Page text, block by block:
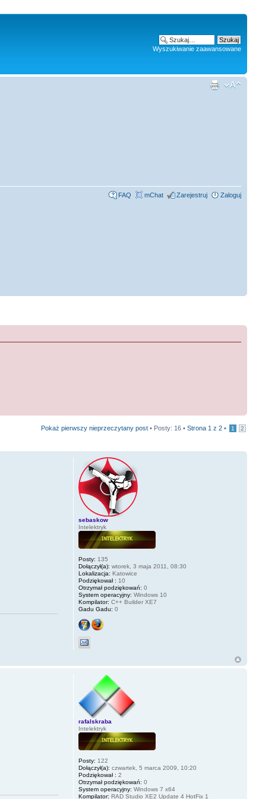
Wyszukiwanie zaawansowane
FAQ mChat Zarejestruj Zaloguj
Pokaż pierwszy nieprzeczytany post • Posty: 16 • Strona 1 z 2 • 1 2
sebaskow
Intelektryk
Posty: 135
Dołączył(a): wtorek, 3 maja 2011, 08:30
Lokalizacja: Katowice
Podziękował : 10
Otrzymał podziękowań: 0
System operacyjny: Windows 10
Kompilator: C++ Builder XE7
Gadu Gadu: 0
rafalskraba
Intelektryk
Posty: 122
Dołączył(a): czwartek, 5 marca 2009, 10:20
Podziękował : 2
Otrzymał podziękowań: 0
System operacyjny: Windows 7 x64
Kompilator: RAD Studio XE2 Update 4 HotFix 1